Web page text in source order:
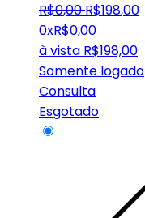
R$0,00 R$198,00
0xR$0,00
à vista R$198,00
Somente logado
Consulta
Esgotado